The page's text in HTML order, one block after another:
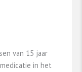
van 15 jaar
in het